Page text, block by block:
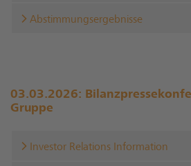
Abstimmungsergebnisse
03.03.2026:
Gruppe
Investor Relations Information